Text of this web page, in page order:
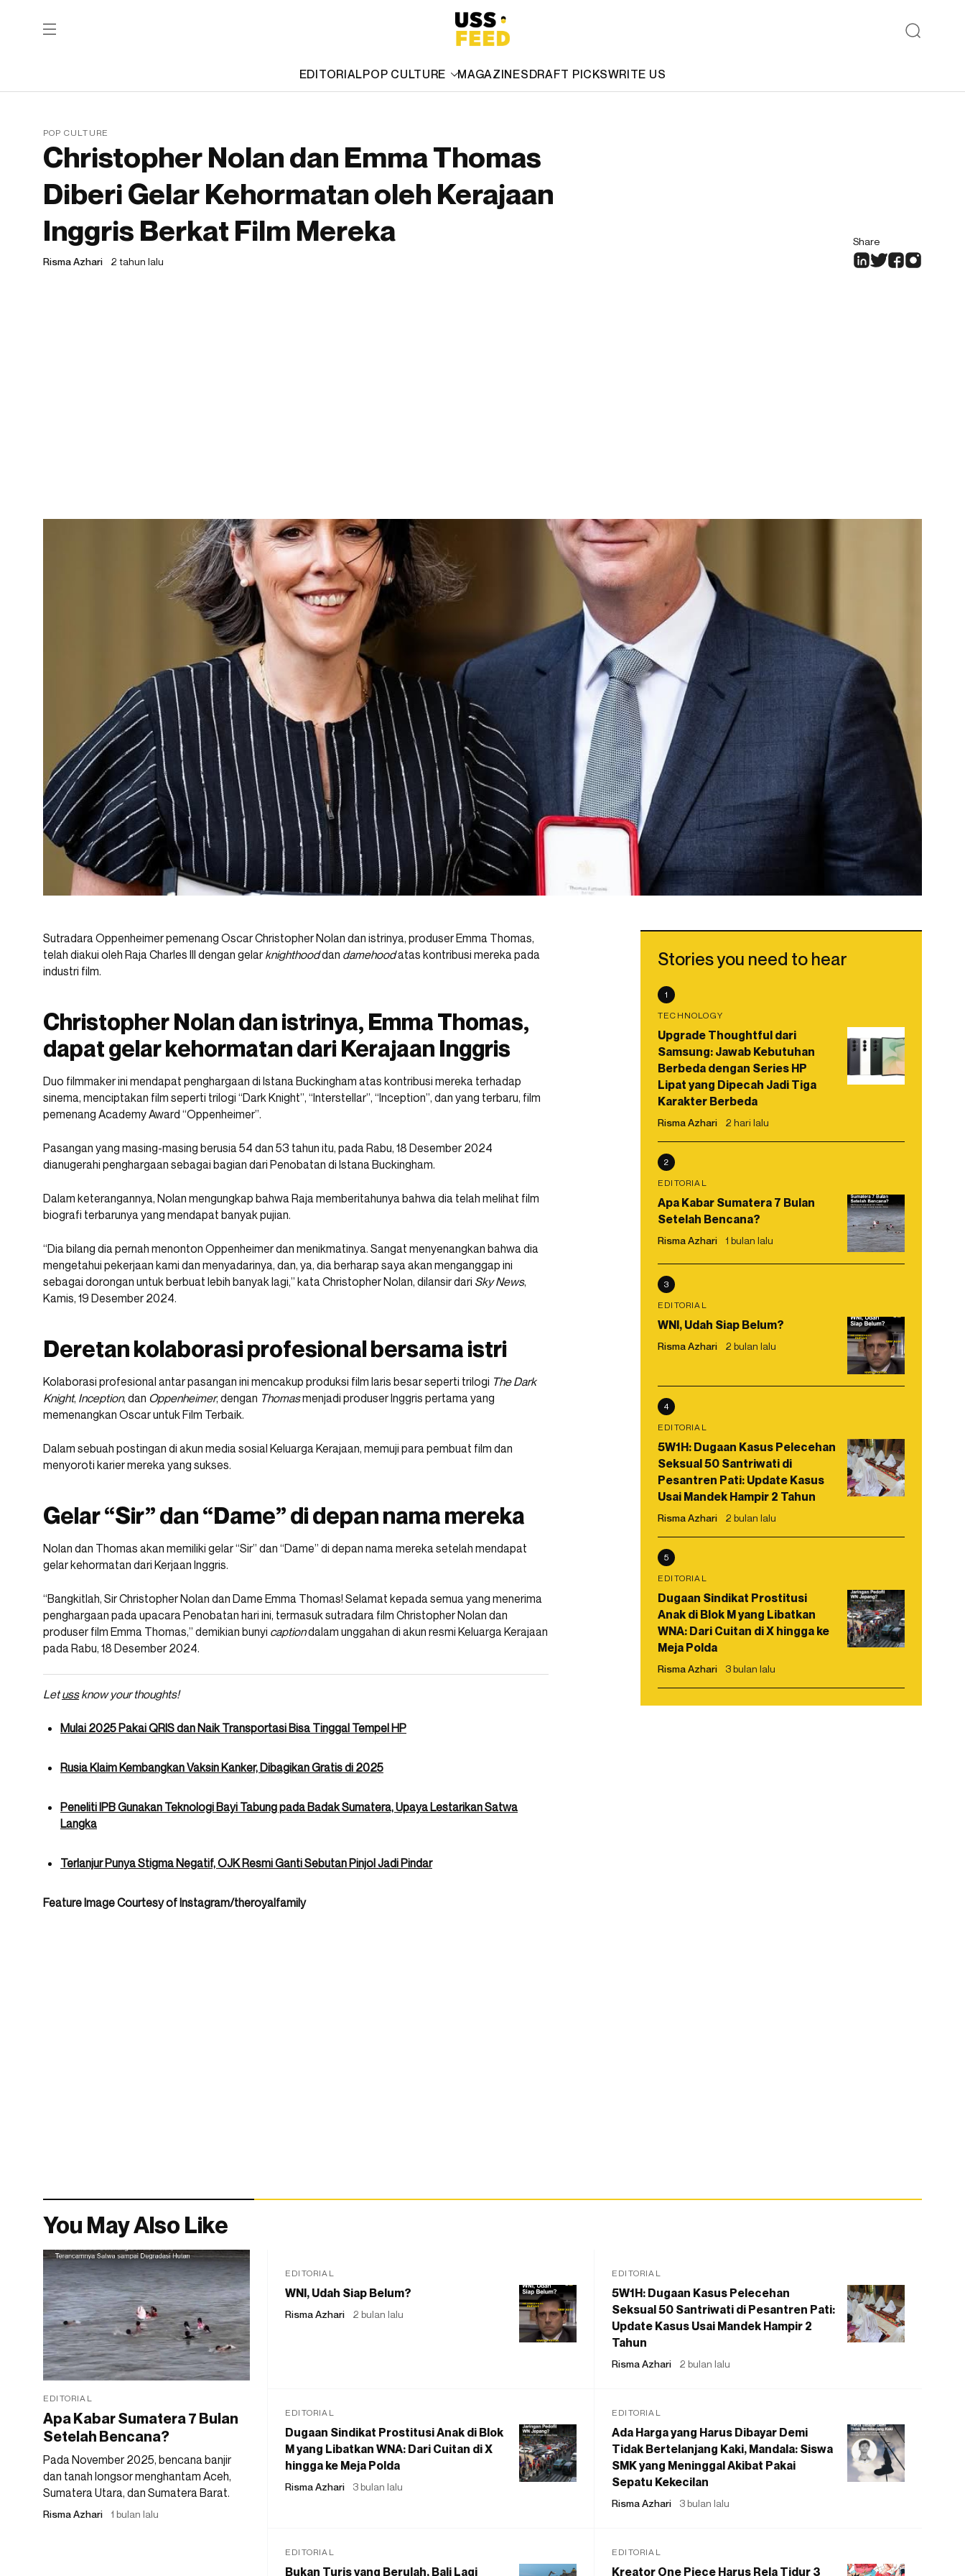
EDITORIALPOP CULTURE MAGAZINESDRAFT PICKSWRITE US
POP CULTURE
Christopher Nolan dan Emma Thomas
Diberi Gelar Kehormatan oleh Kerajaan
Inggris Berkat Film Mereka
Risma Azhari 2 tahun lalu
Share
Sutradara Oppenheimer pemenang Oscar Christopher Nolan dan istrinya, produser Emma Thomas,
telah diakui oleh Raja Charles III dengan gelar knighthooddan damehoodatas kontribusi mereka pada
industri film.
Christopher Nolan dan istrinya, Emma Thomas,
dapat gelar kehormatan dari Kerajaan Inggris
Duo filmmaker ini mendapat penghargaan di Istana Buckingham atas kontribusi mereka terhadap
sinema, menciptakan film seperti trilogi “Dark Knight”, “Interstellar”, “Inception”, dan yang terbaru, film
pemenang Academy Award “Oppenheimer”.
Pasangan yang masing-masing berusia 54 dan 53 tahun itu, pada Rabu, 18 Desember 2024
dianugerahi penghargaan sebagai bagian dari Penobatan di Istana Buckingham.
Dalam keterangannya, Nolan mengungkap bahwa Raja memberitahunya bahwa dia telah melihat film
biografi terbarunya yang mendapat banyak pujian.
“Dia bilang dia pernah menonton Oppenheimer dan menikmatinya. Sangat menyenangkan bahwa dia
mengetahui pekerjaan kami dan menyadarinya, dan, ya, dia berharap saya akan menganggap ini
sebagai dorongan untuk berbuat lebih banyak lagi,” kata Christopher Nolan, dilansir dari Sky News,
Kamis, 19 Desember 2024.
Deretan kolaborasi profesional bersama istri
Kolaborasi profesional antar pasangan ini mencakup produksi film laris besar seperti trilogi The Dark
Knight, Inception, dan Oppenheimer, dengan Thomasmenjadi produser Inggris pertama yang
memenangkan Oscar untuk Film Terbaik.
Dalam sebuah postingan di akun media sosial Keluarga Kerajaan, memuji para pembuat film dan
menyoroti karier mereka yang sukses.
Gelar “Sir” dan “Dame” di depan nama mereka
Nolan dan Thomas akan memiliki gelar “Sir” dan “Dame” di depan nama mereka setelah mendapat
gelar kehormatan dari Kerjaan Inggris.
“Bangkitlah, Sir Christopher Nolan dan Dame Emma Thomas! Selamat kepada semua yang menerima
penghargaan pada upacara Penobatan hari ini, termasuk sutradara film Christopher Nolan dan
produser film Emma Thomas,” demikian bunyi captiondalam unggahan di akun resmi Keluarga Kerajaan
pada Rabu, 18 Desember 2024.
Letussknow your thoughts!
Mulai 2025 Pakai QRIS dan Naik Transportasi Bisa Tinggal Tempel HP
Rusia Klaim Kembangkan Vaksin Kanker, Dibagikan Gratis di 2025
Peneliti IPB Gunakan Teknologi Bayi Tabung pada Badak Sumatera, Upaya Lestarikan Satwa
Langka
Terlanjur Punya Stigma Negatif, OJK Resmi Ganti Sebutan Pinjol Jadi Pindar
Feature Image Courtesy of Instagram/theroyalfamily
Stories you need to hear
1
TECHNOLOGY
Upgrade Thoughtful dari
Samsung: Jawab Kebutuhan
Berbeda dengan Series HP
Lipat yang Dipecah Jadi Tiga
Karakter Berbeda
Risma Azhari 2 hari lalu
2
EDITORIAL
Apa Kabar Sumatera 7 Bulan
Setelah Bencana?
Risma Azhari 1 bulan lalu
3
EDITORIAL
WNI, Udah Siap Belum?
Risma Azhari 2 bulan lalu
4
EDITORIAL
5W1H: Dugaan Kasus Pelecehan
Seksual 50 Santriwati di
Pesantren Pati: Update Kasus
Usai Mandek Hampir 2 Tahun
Risma Azhari 2 bulan lalu
5
EDITORIAL
Dugaan Sindikat Prostitusi
Anak di Blok M yang Libatkan
WNA: Dari Cuitan di X hingga ke
Meja Polda
Risma Azhari 3 bulan lalu
You May Also Like
EDITORIAL
Apa Kabar Sumatera 7 Bulan
Setelah Bencana?
Pada November 2025, bencana banjir
dan tanah longsor menghantam Aceh,
Sumatera Utara, dan Sumatera Barat.
Risma Azhari 1 bulan lalu
EDITORIAL
WNI, Udah Siap Belum?
Risma Azhari 2 bulan lalu
EDITORIAL
5W1H: Dugaan Kasus Pelecehan
Seksual 50 Santriwati di Pesantren Pati:
Update Kasus Usai Mandek Hampir 2
Tahun
Risma Azhari 2 bulan lalu
EDITORIAL
Dugaan Sindikat Prostitusi Anak di Blok
M yang Libatkan WNA: Dari Cuitan di X
hingga ke Meja Polda
Risma Azhari 3 bulan lalu
EDITORIAL
Ada Harga yang Harus Dibayar Demi
Tidak Bertelanjang Kaki, Mandala: Siswa
SMK yang Meninggal Akibat Pakai
Sepatu Kekecilan
Risma Azhari 3 bulan lalu
EDITORIAL
Bukan Turis yang Berulah, Bali Lagi
EDITORIAL
Kreator One Piece Harus Rela Tidur 3